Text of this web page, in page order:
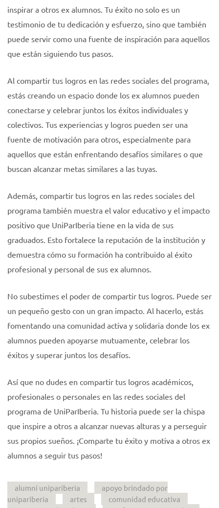
inspirar a otros ex alumnos. Tu éxito no solo es un
testimonio de tu dedicación y esfuerzo, sino que también
puede servir como una fuente de inspiración para aquellos
que están siguiendo tus pasos.
Al compartir tus logros en las redes sociales del programa,
estás creando un espacio donde los ex alumnos pueden
conectarse y celebrar juntos los éxitos individuales y
colectivos. Tus experiencias y logros pueden ser una
fuente de motivación para otros, especialmente para
aquellos que están enfrentando desafíos similares o que
buscan alcanzar metas similares a las tuyas.
Además, compartir tus logros en las redes sociales del
programa también muestra el valor educativo y el impacto
positivo que UniParIberia tiene en la vida de sus
graduados. Esto fortalece la reputación de la institución y
demuestra cómo su formación ha contribuido al éxito
profesional y personal de sus ex alumnos.
No subestimes el poder de compartir tus logros. Puede ser
un pequeño gesto con un gran impacto. Al hacerlo, estás
fomentando una comunidad activa y solidaria donde los ex
alumnos pueden apoyarse mutuamente, celebrar los
éxitos y superar juntos los desafíos.
Así que no dudes en compartir tus logros académicos,
profesionales o personales en las redes sociales del
programa de UniParIberia. Tu historia puede ser la chispa
que inspire a otros a alcanzar nuevas alturas y a perseguir
sus propios sueños. ¡Comparte tu éxito y motiva a otros ex
alumnos a seguir tus pasos!
alumni unipariberia
apoyo brindado por
unipariberia
artes
comunidad educativa